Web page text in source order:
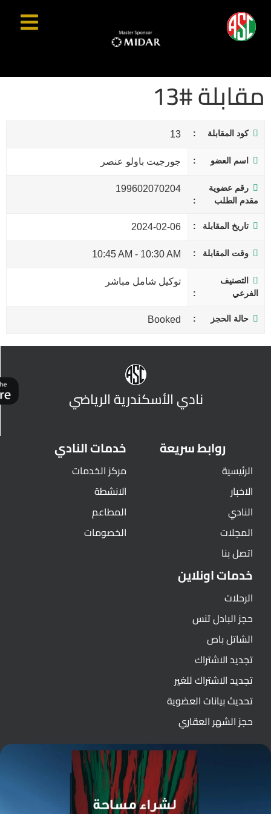
مقابلة #13
كود المقابلة 13
اسم العضو جورجيت باولو عنصر
رقم عضوية
مقدم الطلب
199602070204
تاريخ المقابلة 2024-02-06
وقت المقابلة 10:30 AM
-
10:45 AM
التصنيف
الفرعي
توكيل شامل مباشر
حالة الحجز Booked
نادي الأسكندرية الرياضي
روابط سريعة
الرئيسية
الاخبار
النادي
المجلات
اتصل بنا
خدمات النادي
مركز الخدمات
الانشطة
المطاعم
الخصومات
خدمات اونلاين
الرحلات
حجز البادل تنس
الشاتل باص
تجديد الاشتراك
تجديد الاشتراك للغير
تحديث بيانات العضوية
حجز الشهر العقاري